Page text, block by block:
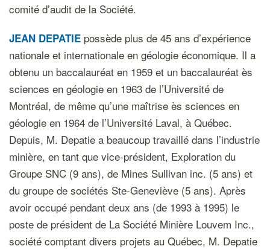
comité d’audit de la Société.
JEAN DEPATIE possède plus de 45 ans d’expérience
nationale et internationale en géologie économique. Il a
obtenu un baccalauréat en 1959 et un baccalauréat ès
sciences en géologie en 1963 de l’Université de
Montréal, de même qu’une maîtrise ès sciences en
géologie en 1964 de l’Université Laval, à Québec.
Depuis, M. Depatie a beaucoup travaillé dans l’industrie
minière, en tant que vice-président, Exploration du
Groupe SNC (9 ans), de Mines Sullivan inc. (5 ans) et
du groupe de sociétés Ste-Geneviève (5 ans). Après
avoir occupé pendant deux ans (de 1993 à 1995) le
poste de président de La Société Minière Louvem Inc.,
société comptant divers projets au Québec, M. Depatie